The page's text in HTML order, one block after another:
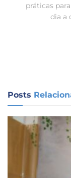
práticas
dia a
Posts